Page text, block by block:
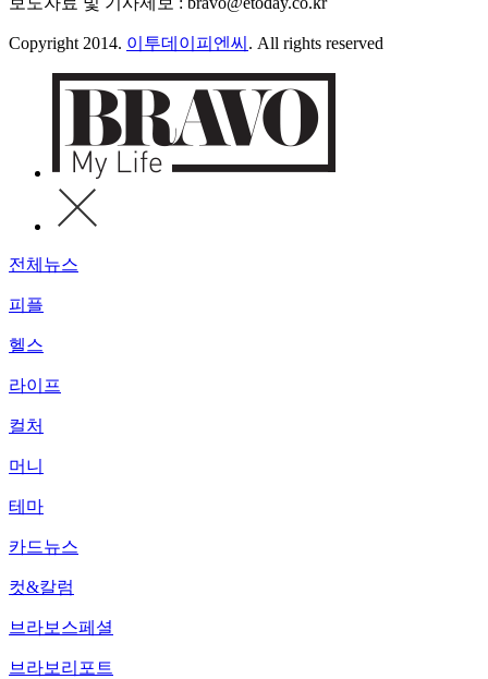
Copyright 2014. 이투데이피엔씨 . All rights reserved
전체뉴스
피플
헬스
라이프
컬처
머니
테마
카드뉴스
컷&칼럼
브라보스페셜
브라보리포트